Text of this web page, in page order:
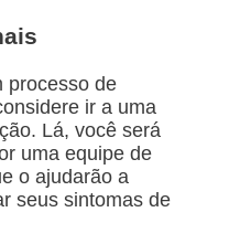
processo de
ir a uma
Lá, você será
uma equipe de
o ajudarão a
seus sintomas de